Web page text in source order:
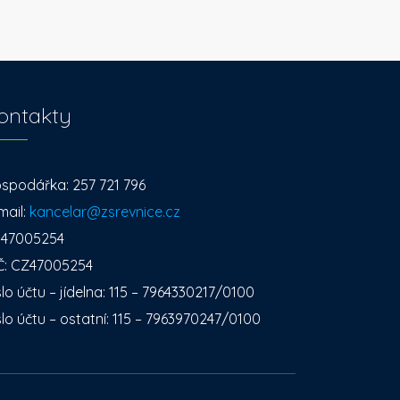
257 721 796
kancelar@zsrevnice.cz
47005254
CZ47005254
účtu – jídelna: 115 – 7964330217/0100
účtu – ostatní: 115 – 7963970247/0100